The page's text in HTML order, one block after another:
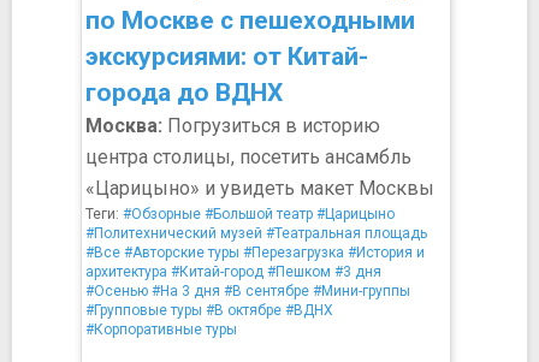
по Москве с пешеходными
экскурсиями: от Китай-
города до ВДНХ
Москва: Погрузиться в историю
центра столицы, посетить ансамбль
«Царицыно» и увидеть макет Москвы
Теги: #Обзорные #Большой театр #Царицыно
#Политехнический музей #Театральная площадь
#Все #Авторские туры #Перезагрузка #История и
архитектура #Китай-город #Пешком #3 дня
#Осенью #На 3 дня #В сентябре #Мини-группы
#Групповые туры #В октябре #ВДНХ
#Корпоративные туры